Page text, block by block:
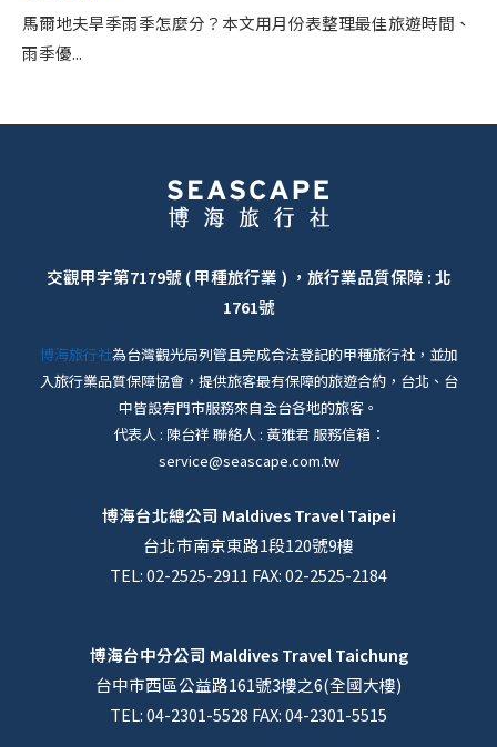
馬爾地夫旱季雨季怎麼分？本文用月份表整理最佳旅遊時間、
雨季優...
交觀甲字第7179號 ( 甲種旅行業 ) ，旅行業品質保障 : 北
1761號
博海旅行社為台灣觀光局列管且完成合法登記的甲種旅行社，並加
入旅行業品質保障協會，提供旅客最有保障的旅遊合約，台北、台
中皆設有門市服務來自全台各地的旅客。
代表人 : 陳台祥 聯絡人 : 黃雅君 服務信箱：
service@seascape.com.tw
博海台北總公司 Maldives Travel Taipei
台北市南京東路1段120號9樓
TEL: 02-2525-2911 FAX: 02-2525-2184
博海台中分公司 Maldives Travel Taichung
台中市西區公益路161號3樓之6(全國大樓)
TEL: 04-2301-5528 FAX: 04-2301-5515